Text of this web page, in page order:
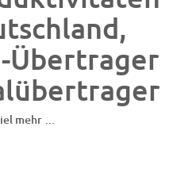
Übertrager
mehr …